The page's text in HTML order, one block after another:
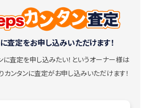
査定をお申し込みいただけます！
に査定を申し込みたい！ というオーナー様は
カンタンに査定がお申し込みいただけます！